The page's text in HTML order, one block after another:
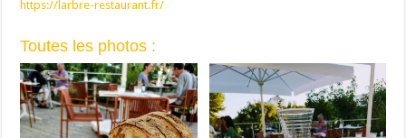
https://larbre-restaurant.fr/
Toutes les photos :